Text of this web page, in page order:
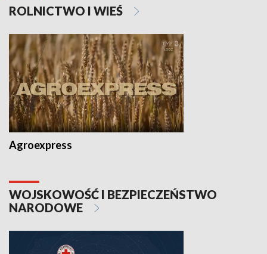
ROLNICTWO I WIEŚ
Agroexpress
WOJSKOWOŚĆ I BEZPIECZEŃSTWO
NARODOWE